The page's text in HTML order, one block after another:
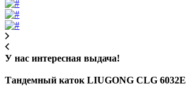
У нас интересная выдача!
Тандемный каток LIUGONG CLG 6032E